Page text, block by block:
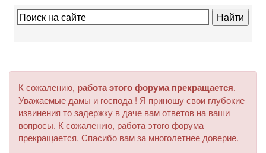
К сожалению, работа этого форума прекращается.
Уважаемые дамы и господа ! Я приношу свои глубокие
извинения то задержку в даче вам ответов на ваши
вопросы. К сожалению, работа этого форума
прекращается. Спасибо вам за многолетнее доверие.